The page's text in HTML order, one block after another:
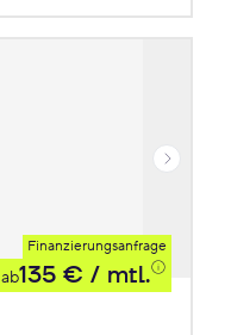
Finanzierungsanfrage
ab135 € / mtl.